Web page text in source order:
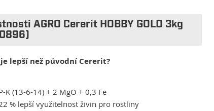
AGRO Cererit HOBBY GOLD 3kg
je lepší než původní Cererit?
K (13-6-14) + 2 MgO + 0,3 Fe
% lepší využitelnost živin pro rostliny